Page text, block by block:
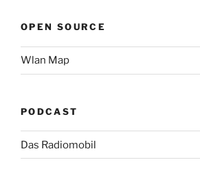
OPEN SOURCE
Wlan Map
PODCAST
Das Radiomobil